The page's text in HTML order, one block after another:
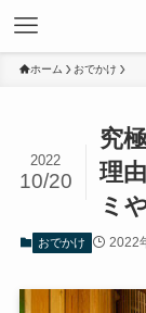
ホーム おでかけ
究
理
ミ
2022
10/20
おでかけ 2022